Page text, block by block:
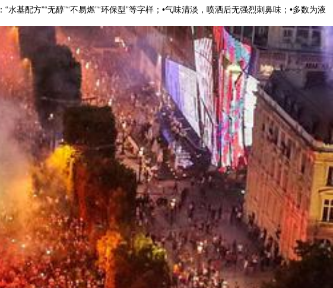
水基配方”“无醇”“不易燃”“环保型”等字样；•气味清淡，喷洒后无强烈刺鼻味；•多数为液